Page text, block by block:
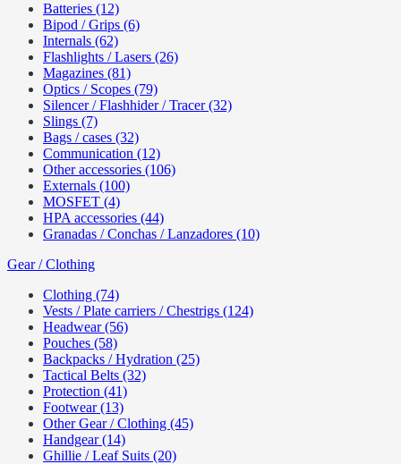
Batteries (12)
Bipod / Grips (6)
Internals (62)
Flashlights / Lasers (26)
Magazines (81)
Optics / Scopes (79)
Silencer / Flashhider / Tracer (32)
Slings (7)
Bags / cases (32)
Communication (12)
Other accessories (106)
Externals (100)
MOSFET (4)
HPA accessories (44)
Granadas / Conchas / Lanzadores (10)
Gear / Clothing
Clothing (74)
Vests / Plate carriers / Chestrigs (124)
Headwear (56)
Pouches (58)
Backpacks / Hydration (25)
Tactical Belts (32)
Protection (41)
Footwear (13)
Other Gear / Clothing (45)
Handgear (14)
Ghillie / Leaf Suits (20)